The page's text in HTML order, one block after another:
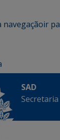
navegaçãoir
SAD